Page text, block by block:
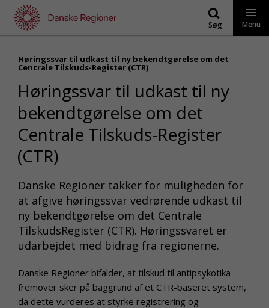
indhold
Søg Menu
Høringssvar til udkast til ny bekendtgørelse om det
Centrale Tilskuds-Register (CTR)
Høringssvar til udkast til ny
bekendtgørelse om det
Centrale Tilskuds-Register
(CTR)
Danske Regioner takker for muligheden for
at afgive høringssvar vedrørende udkast til
ny bekendtgørelse om det Centrale
TilskudsRegister (CTR). Høringssvaret er
udarbejdet med bidrag fra regionerne.
Danske Regioner bifalder, at tilskud til antipsykotika
fremover sker på baggrund af et CTR-baseret system,
da dette vurderes at styrke registrering og